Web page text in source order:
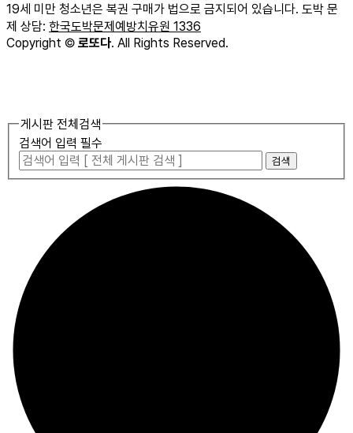
19세 미만 청소년은 복권 구매가 법으로 금지되어 있습니다. 도박 문
제 상담: 한국도박문제예방치유원 1336
Copyright © 로또다. All Rights Reserved.
게시판 전체검색
검색어 입력 필수
검색